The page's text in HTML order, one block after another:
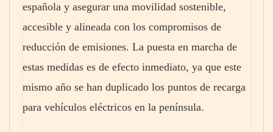
española y asegurar una movilidad sostenible,
accesible y alineada con los compromisos de
reducción de emisiones. La puesta en marcha de
estas medidas es de efecto inmediato, ya que este
mismo año se han duplicado los puntos de recarga
para vehículos eléctricos en la península.